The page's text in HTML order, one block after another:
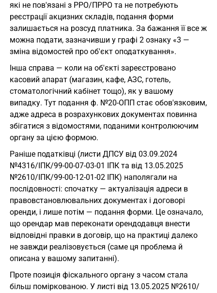
які не пов'язані з РРО/ПРРО та не потребують
реєстрації акцизних складів, подання форми
залишається на розсуд платника. За бажання її все ж
можна подати, зазначивши у графі 2 ознаку «3 —
зміна відомостей про об'єкт оподаткування».
Інша справа — коли на об'єкті зареєстровано
касовий апарат (магазин, кафе, АЗС, готель,
стоматологічний кабінет тощо), як у вашому
випадку. Тут подання ф. №20-ОПП стає обов'язковим,
адже адреса в розрахункових документах повинна
збігатися з відомостями, поданими контролюючим
органу за цією формою.
Раніше податківці (листи ДПСУ від 03.09.2024
№4316/ІПК/99-00-07-03-01 ІПК та від 13.05.2025
№2610/ІПК/99-00-12-01-02 ІПК) наполягали на
послідовності: спочатку — актуалізація адреси в
правовстановлювальних документах і договорі
оренди, і лише потім — подання форми. Це означало,
що орендар мав переконати орендодавця внести
відповідні правки в договір, що на практиці далеко
не завжди реалізовується (саме ця проблема й
описана у вашому запитанні).
Проте позиція фіскального органу з часом стала
більш поміркованою. У листі від 13.05.2025 №2610/